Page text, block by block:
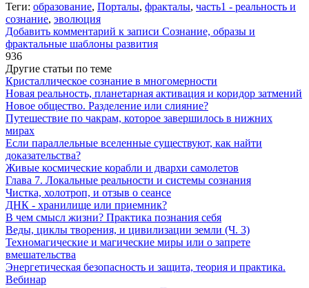
Теги: образование, Порталы, фракталы, часть1 - реальность и
сознание, эволюция
Добавить комментарий к записи Сознание, образы и
фрактальные шаблоны развития
936
Другие статьи по теме
Кристаллическое сознание в многомерности
Новая реальность, планетарная активация и коридор затмений
Новое общество. Разделение или слияние?
Путешествие по чакрам, которое завершилось в нижних
мирах
Если параллельные вселенные существуют, как найти
доказательства?
Живые космические корабли и двархи самолетов
Глава 7. Локальные реальности и системы сознания
Чистка, холотроп, и отзыв о сеансе
ДНК - хранилище или приемник?
В чем смысл жизни? Практика познания себя
Веды, циклы творения, и цивилизации земли (Ч. 3)
Техномагические и магические миры или о запрете
вмешательства
Энергетическая безопасность и защита, теория и практика.
Вебинар